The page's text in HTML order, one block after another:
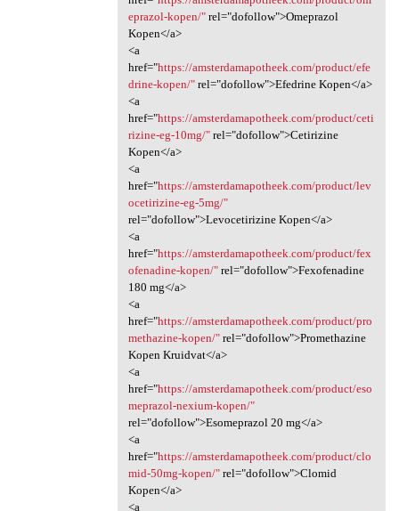
eprazol-kopen/"rel="dofollow">Omeprazol
Kopen</a>
<a
href="https://amsterdamapotheek.com/product/efe
drine-kopen/"rel="dofollow">Efedrine Kopen</a>
<a
href="https://amsterdamapotheek.com/product/ceti
rizine-eg-10mg/"rel="dofollow">Cetirizine
Kopen</a>
<a
href="https://amsterdamapotheek.com/product/lev
ocetirizine-eg-5mg/"
rel="dofollow">Levocetirizine Kopen</a>
<a
href="https://amsterdamapotheek.com/product/fex
ofenadine-kopen/"rel="dofollow">Fexofenadine
180 mg</a>
<a
href="https://amsterdamapotheek.com/product/pro
methazine-kopen/"rel="dofollow">Promethazine
Kopen Kruidvat</a>
<a
href="https://amsterdamapotheek.com/product/eso
meprazol-nexium-kopen/"
rel="dofollow">Esomeprazol 20 mg</a>
<a
href="https://amsterdamapotheek.com/product/clo
mid-50mg-kopen/"rel="dofollow">Clomid
Kopen</a>
<a